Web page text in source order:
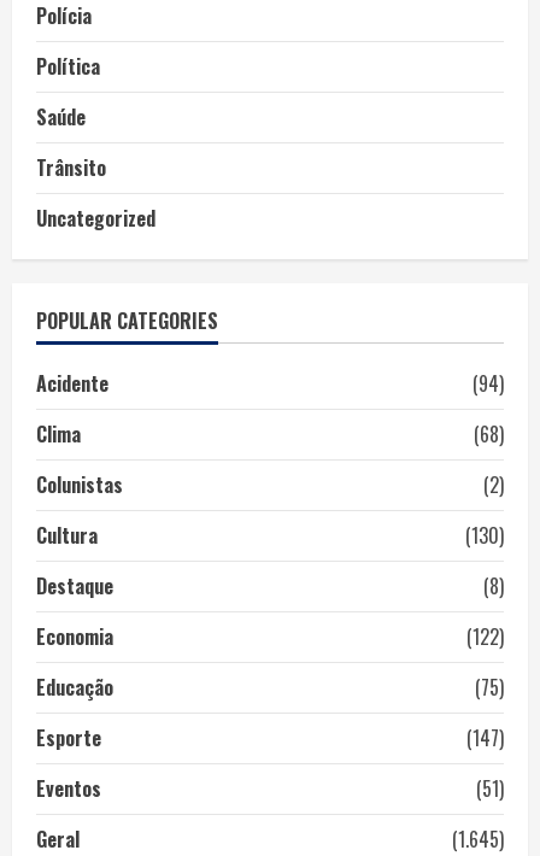
Polícia
Política
Saúde
Trânsito
Uncategorized
POPULAR CATEGORIES
Acidente
(94)
Clima
(68)
Colunistas
(2)
Cultura
(130)
Destaque
(8)
Economia
(122)
Educação
(75)
Esporte
(147)
Eventos
(51)
Geral
(1.645)